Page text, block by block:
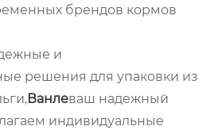
брендов кормов
и
решения для упаковки из
Ванлеваш надежный
индивидуальные